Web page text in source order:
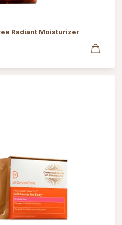
Radiant Moisturizer